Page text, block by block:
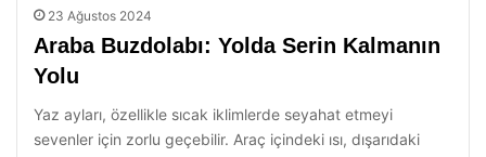
23 Ağustos 2024
Araba Buzdolabı: Yolda Serin Kalmanın
Yolu
Yaz ayları, özellikle sıcak iklimlerde seyahat etmeyi
sevenler için zorlu geçebilir. Araç içindeki ısı, dışarıdaki